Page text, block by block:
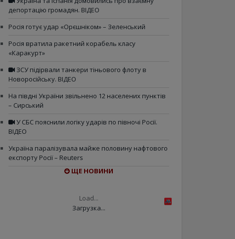
депортацію громадян. ВІДЕО
Росія готує удар «Орєшніком» – Зеленський
Росія вратила ракетний корабель класу
«Каракурт»
ЗСУ підірвали танкери тіньового флоту в
Новоросійську. ВІДЕО
На півдні України звільнено 12 населених пунктів
– Сирський
У СБС пояснили логіку ударів по півночі Росії.
ВІДЕО
Україна паралізувала майже половину нафтового
експорту Росії – Reuters
ЩЕ НОВИНИ
Load...
Загрузка...